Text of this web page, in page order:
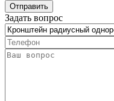
Отправить
Задать вопрос